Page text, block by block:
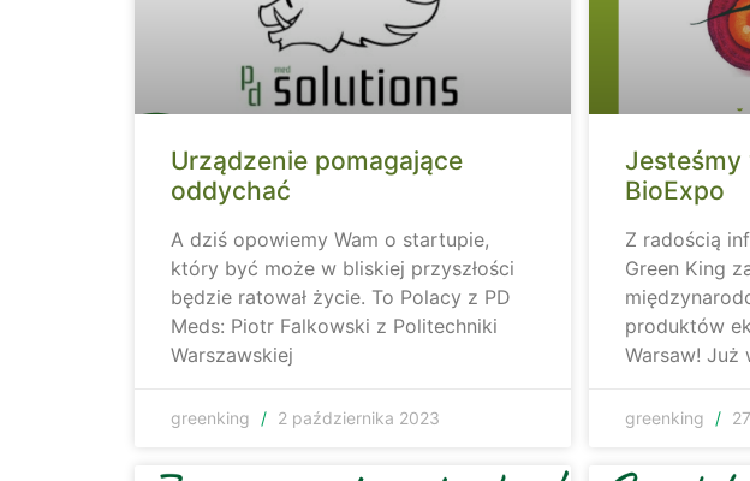
Urządzenie pomagające
oddychać
A dziś opowiemy Wam o startupie,
który być może w bliskiej przyszłości
będzie ratował życie. To Polacy z PD
Meds: Piotr Falkowski z Politechniki
Warszawskiej
greenking 2 października 2023
Jesteśmy
BioExpo
Z radością
Green King
produktów
Warsaw! Już
greenking